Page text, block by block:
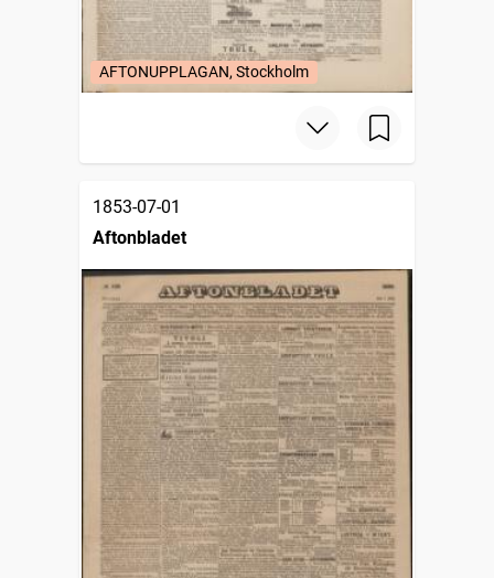
AFTONUPPLAGAN, Stockholm
1853-07-01
Aftonbladet